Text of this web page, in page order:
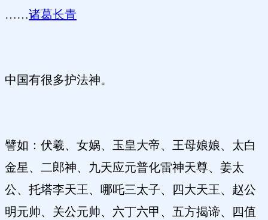
……诸葛长青
中国有很多护法神。
譬如：伏羲、女娲、玉皇大帝、王母娘娘、太白
金星、二郎神、九天应元普化雷神天尊、姜太
公、托塔李天王、哪吒三太子、四大天王、赵公
明元帅、关公元帅、六丁六甲、五方揭谛、四值